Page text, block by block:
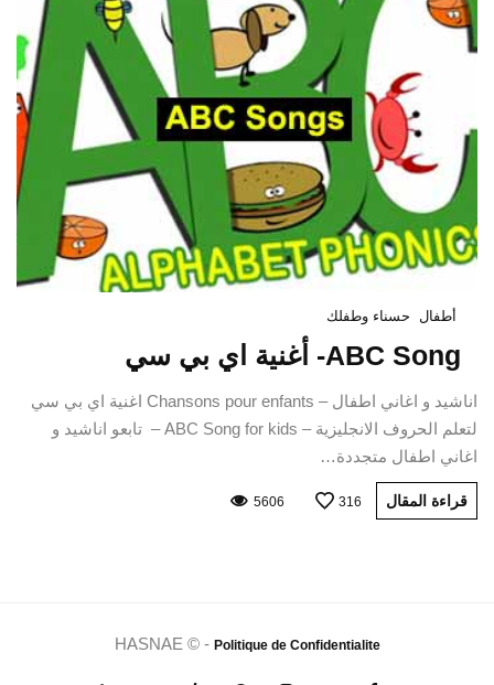
أطفال حسناء وطفلك
ABC Song- أغنية اي بي سي
اناشيد و اغاني اطفال – Chansons pour enfants اغنية اي بي سي
لتعلم الحروف الانجليزية – ABC Song for kids – تابعو اناشيد و
اغاني اطفال متجددة…
قراءة المقال 316
5606
HASNAE © - Politique de Confidentialite